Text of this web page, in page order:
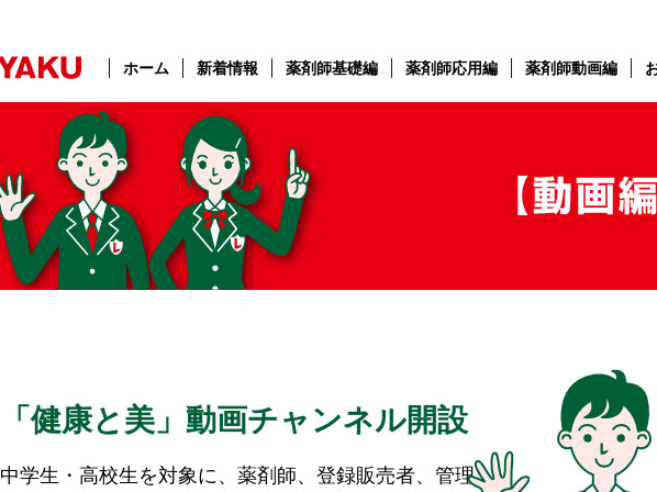
ホーム 新着情報 薬剤師基礎編 薬剤師応用編 薬剤師動画編
「健康と美」動画チャンネル開設
中学生・高校生を対象に、薬剤師、登録販売者、管理